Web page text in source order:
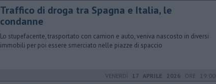
Traffico di droga tra Spagna e Italia, le
condanne
Lo stupefacente, trasportato con camion e auto, veniva nascosto in diversi
immobili per poi essere smerciato nelle piazze di spaccio
VENERDÌ 17 APRILE 2026 ORE 19:00